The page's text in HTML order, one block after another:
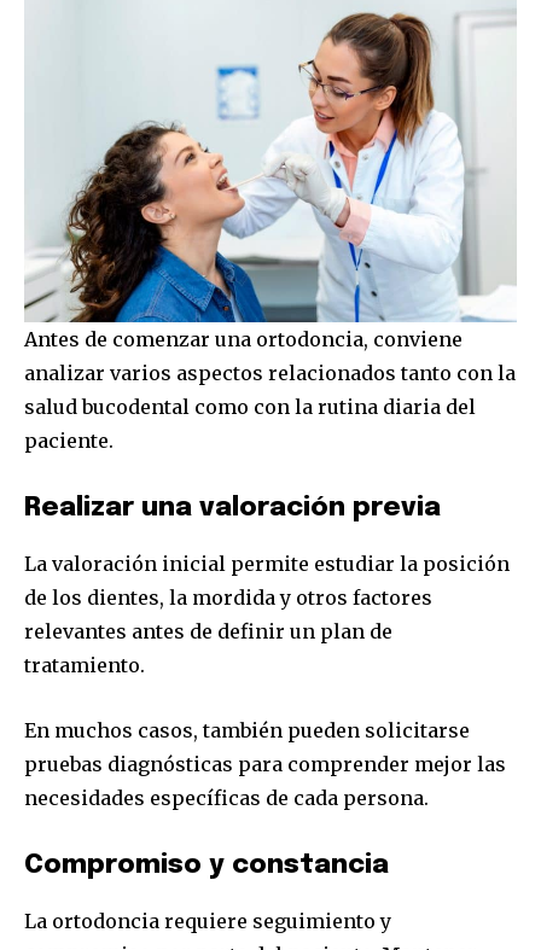
Antes de comenzar una ortodoncia, conviene
analizar varios aspectos relacionados tanto con la
salud bucodental como con la rutina diaria del
paciente.
Realizar una valoración previa
La valoración inicial permite estudiar la posición
de los dientes, la mordida y otros factores
relevantes antes de definir un plan de
tratamiento.
En muchos casos, también pueden solicitarse
pruebas diagnósticas para comprender mejor las
necesidades específicas de cada persona.
Compromiso y constancia
La ortodoncia requiere seguimiento y